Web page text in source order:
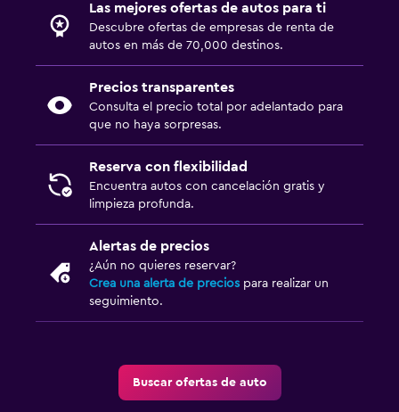
Las mejores ofertas de autos para ti
Descubre ofertas de empresas de renta de
autos en más de 70,000 destinos.
Precios transparentes
Consulta el precio total por adelantado para
que no haya sorpresas.
Reserva con flexibilidad
Encuentra autos con cancelación gratis y
limpieza profunda.
Alertas de precios
¿Aún no quieres reservar?
Crea una alerta de precios para realizar un
seguimiento.
Buscar ofertas de auto